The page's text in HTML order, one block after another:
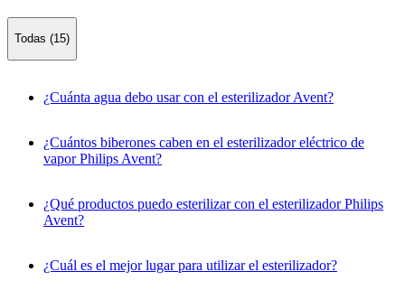
Todas (15)
¿Cuánta agua debo usar con el esterilizador Avent?
¿Cuántos biberones caben en el esterilizador eléctrico de
vapor Philips Avent?
¿Qué productos puedo esterilizar con el esterilizador Philips
Avent?
¿Cuál es el mejor lugar para utilizar el esterilizador?